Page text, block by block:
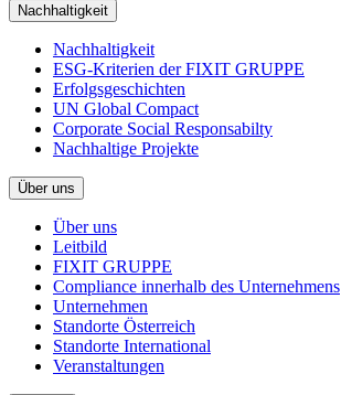
Nachhaltigkeit
Nachhaltigkeit
ESG-Kriterien der FIXIT GRUPPE
Erfolgsgeschichten
UN Global Compact
Corporate Social Responsabilty
Nachhaltige Projekte
Über uns
Über uns
Leitbild
FIXIT GRUPPE
Compliance innerhalb des Unternehmens
Unternehmen
Standorte Österreich
Standorte International
Veranstaltungen